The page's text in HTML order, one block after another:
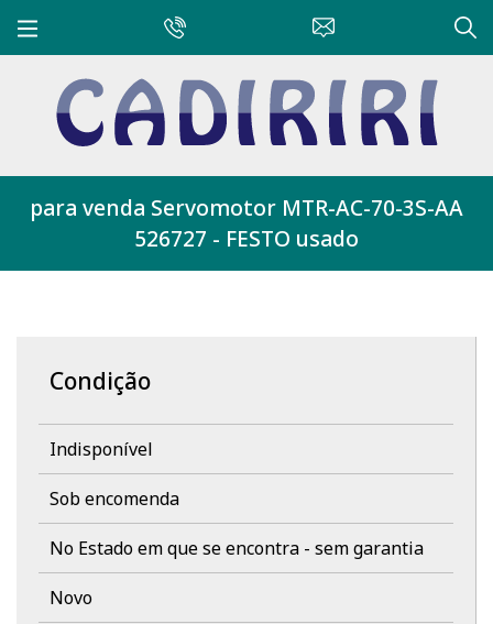
para venda Servomotor MTR-AC-70-3S-AA
526727 - FESTO usado
Condição
Indisponível
Sob encomenda
No Estado em que se encontra - sem garantia
Novo